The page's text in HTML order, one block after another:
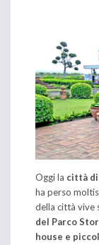
Oggi la città di
ha perso
della città vive
del Parco
house e